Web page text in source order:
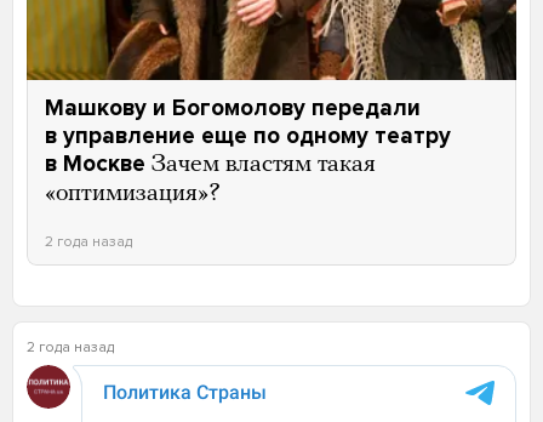
Машкову и Богомолову передали
в управление еще по одному театру
в Москве Зачем властям такая
«оптимизация»?
2 года назад
2 года назад